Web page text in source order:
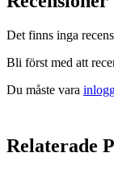
Det finns inga
Bli först med att
Du måste vara
Relaterade